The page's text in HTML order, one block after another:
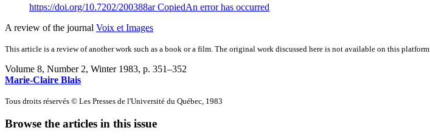
https://doi.org/10.7202/200388arCopiedAn error has occurred
A review of the journal Voix et Images
This article is a review of another work such as a book or a film. The original work discussed here is not available on this platform.
Volume 8, Number 2, Winter 1983, p. 351–352
Marie-Claire Blais
Tous droits réservés © Les Presses de l'Université du Québec, 1983
Browse the articles in this issue